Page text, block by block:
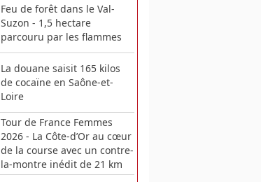
Feu de forêt dans le Val-
Suzon - 1,5 hectare
parcouru par les flammes
La douane saisit 165 kilos
de cocaïne en Saône-et-
Loire
Tour de France Femmes
2026 - La Côte-d’Or au cœur
de la course avec un contre-
la-montre inédit de 21 km